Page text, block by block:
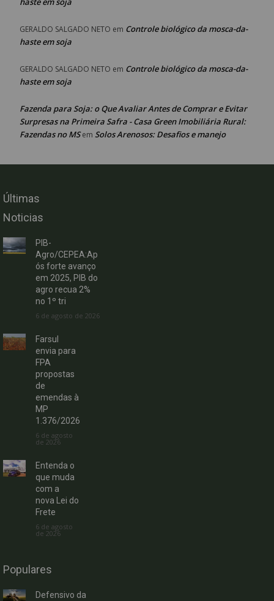
GERALDO SALGADO NETO em Controle biológico da mosca-da-
haste em soja
GERALDO SALGADO NETO em Controle biológico da mosca-da-
haste em soja
Fazenda para Soja: o Que Avaliar Antes de Comprar e Evitar
Surpresas na Primeira Safra - Casa Green Imobiliária Rural:
Fazendas no MSem Solos Arenosos: Desafios e manejo
Últimas
Noticias
PIB-
Agro/CEPEA:Ap
ós forte avanço
em 2025, PIB do
agro recua 2%
no 1º tri
6 de agosto de 2026
Farsul
envia para
FPA
propostas
de
emendas à
MP
1.376/2026
6 de agosto
de 2026
Entenda o
que muda
com a
nova Lei do
Frete
6 de agosto
de 2026
Populares
Defensivo da